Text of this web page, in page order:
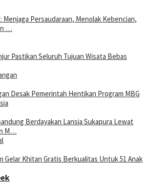
Menjaga Persaudaraan, Menolak Kebencian,
…
Pastikan Seluruh Tujuan Wisata Bebas
Desak Pemerintah Hentikan Program MBG
Berdayakan Lansia Sukapura Lewat
M…
Gelar Khitan Gratis Berkualitas Untuk 51 Anak